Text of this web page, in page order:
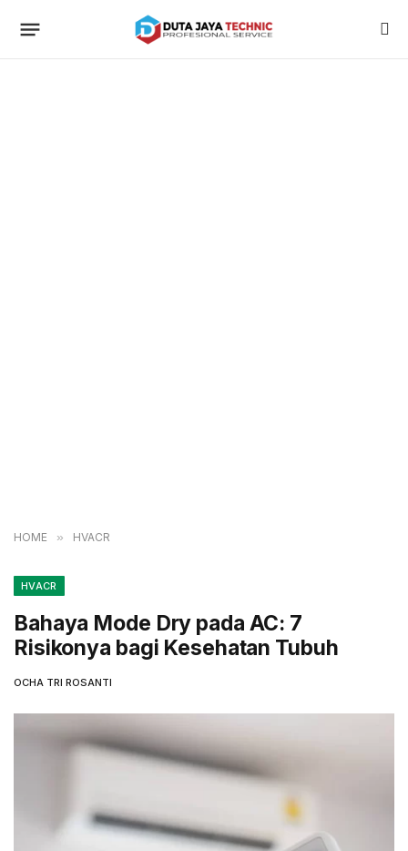
HOME » HVACR
HVACR
Bahaya Mode Dry pada AC: 7
Risikonya bagi Kesehatan Tubuh
OCHA TRI ROSANTI